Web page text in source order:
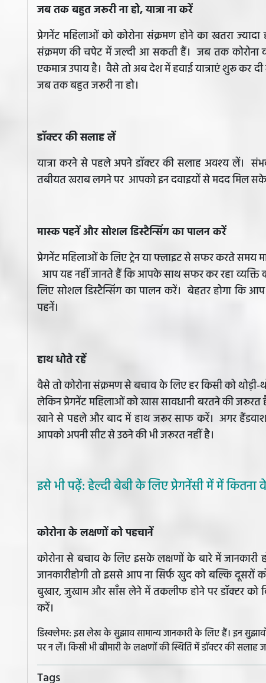
जब तक बहुत जरूरी ना हो, यात्रा ना करें
प्रेगनेंट महिलाओं को कोरोना संक्रमण होने का खतरा
संक्रमण की चपेट में जल्दी आ सकती हैं। जब तक कोरोना
एकमात्र उपाय है। वैसे तो अब देश में हवाई यात्राएं शुरू कर
जब तक बहुत जरूरी ना हो।
डॉक्टर की सलाह लें
यात्रा करने से पहले अपने डॉक्टर की सलाह अवश्य लें।
तबीयत खराब लगने पर आपको इन दवाइयों से मदद मिल
मास्क पहनें और सोशल डिस्टैन्सिंग का पालन करें
प्रेगनेंट महिलाओं के लिए ट्रेन या फ्लाइट से सफर करते समय
आप यह नहीं जानते हैं कि आपके साथ सफर कर रहा व्यक्ति
लिए सोशल डिस्टैन्सिंग का पालन करें। बेहतर होगा कि
पहनें।
हाथ धोते रहें
वैसे तो कोरोना संक्रमण से बचाव के लिए हर किसी को थोड़ी-
लेकिन प्रेगनेंट महिलाओं को खास सावधानी बरतने की
खाने से पहले और बाद में हाथ जरूर साफ करें। अगर
आपको अपनी सीट से उठने की भी जरूरत नहीं है।
इसे भी पढ़ें: हेल्दी बेबी के लिए प्रेगनेंसी में में कितना
कोरोना के लक्षणों को पहचानें
कोरोना से बचाव के लिए इसके लक्षणों के बारे में
जानकारीहोगी तो इससे आप ना सिर्फ खुद को बल्कि
बुखार, जुखाम और साँस लेने में तकलीफ होने पर डॉक्टर को
करें।
डिस्क्लेमर: इस लेख के सुझाव सामान्य जानकारी के लिए हैं। इन
पर न लें। किसी भी बीमारी के लक्षणों की स्थिति में डॉक्टर की सलाह
Tags